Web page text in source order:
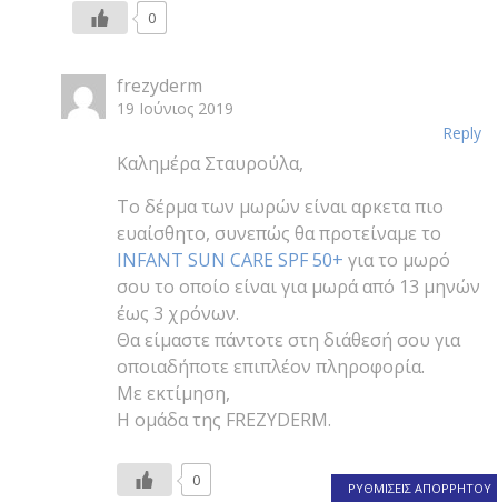
0
frezyderm
19 Ιούνιος 2019
Reply
Καλημέρα Σταυρούλα,
Το δέρμα των μωρών είναι αρκετα πιο
ευαίσθητο, συνεπώς θα προτείναμε το
INFANT SUN CARE SPF 50+ για το μωρό
σου το οποίο είναι για μωρά από 13 μηνών
έως 3 χρόνων.
Θα είμαστε πάντοτε στη διάθεσή σου για
οποιαδήποτε επιπλέον πληροφορία.
Με εκτίμηση,
Η ομάδα της FREZYDERM.
0 ΡΥΘΜΙΣΕΙΣ ΑΠΟΡΡΗΤΟΥ